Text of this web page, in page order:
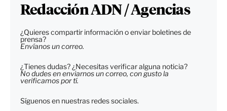
Redacción ADN / Agencias
¿Quieres compartir información o enviar boletines de
prensa?
Envíanos un correo.
¿Tienes dudas? ¿Necesitas verificar alguna noticia?
No dudes en enviarnos un correo, con gusto la
verificamos por tí.
Síguenos en nuestras redes sociales.